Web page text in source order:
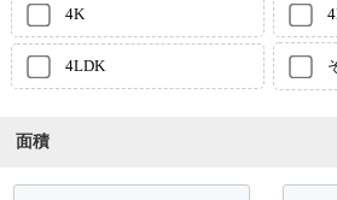
4K
4LDK
面積